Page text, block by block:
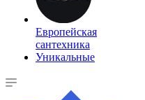
Европейская
сантехника
Уникальные